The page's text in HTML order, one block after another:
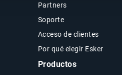
Partners
Soporte
Acceso de clientes
Por qué elegir Esker
Productos